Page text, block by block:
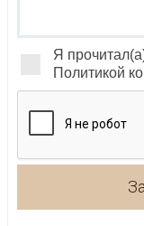
Я
Политикой